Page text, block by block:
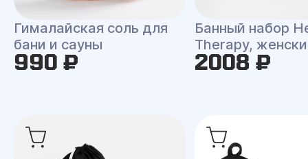
Гималайская соль для
бани и сауны
990 ₽
Банный набор
Therapy,
2008 ₽